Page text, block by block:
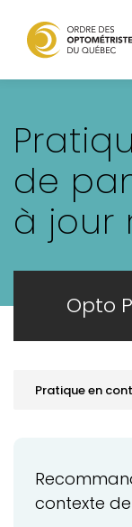
contenu
de
à jour
Opto
contexte